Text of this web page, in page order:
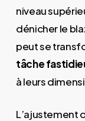
niveau
dénicher le
peut se
tâche
à leurs
L’ajustement